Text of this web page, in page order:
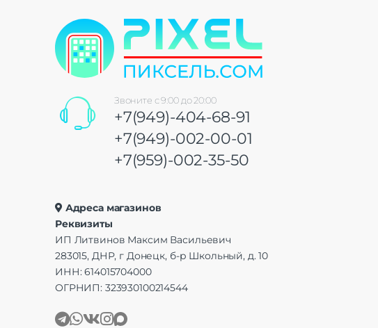
Звоните с 9:00 до 20:00
+7(949)-404-68-91
+7(949)-002-00-01
+7(959)-002-35-50
Адреса магазинов
Реквизиты
ИП Литвинов Максим Васильевич
283015, ДНР, г Донецк, б-р Школьный, д. 10
ИНН: 614015704000
ОГРНИП: 323930100214544